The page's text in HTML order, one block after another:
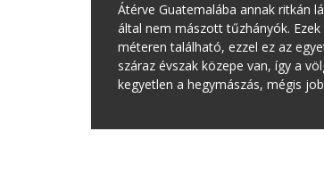
Átérve Guatemalába annak ritkán
által nem mászott tűzhányók.
méteren található, ezzel ez az
száraz évszak közepe van, így a
kegyetlen a hegymászás, mégis